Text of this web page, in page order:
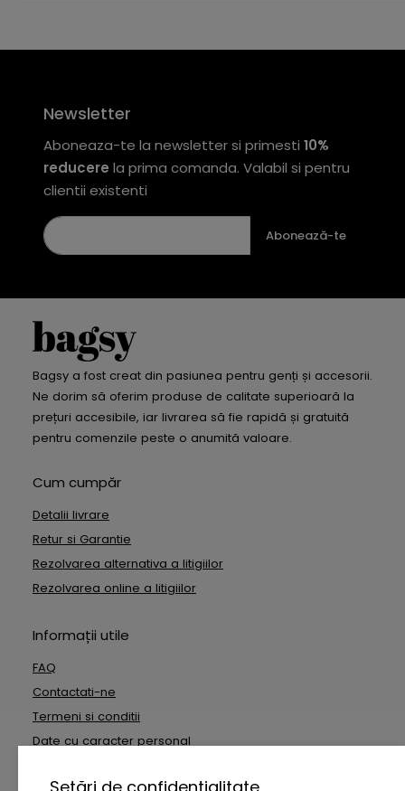
Newsletter
Aboneaza-te la newsletter si primesti 10%
reducere la prima comanda. Valabil si pentru
clientii existenti
Abonează-te
Bagsy a fost creat din pasiunea pentru genți și accesorii.
Ne dorim să oferim produse de calitate superioară la
prețuri accesibile, iar livrarea să fie rapidă și gratuită
pentru comenzile peste o anumită valoare.
Cum cumpăr
Detalii livrare
Retur si Garantie
Rezolvarea alternativa a litigiilor
Rezolvarea online a litigiilor
Informații utile
FAQ
Contactati-ne
Termeni si conditii
Date cu caracter personal